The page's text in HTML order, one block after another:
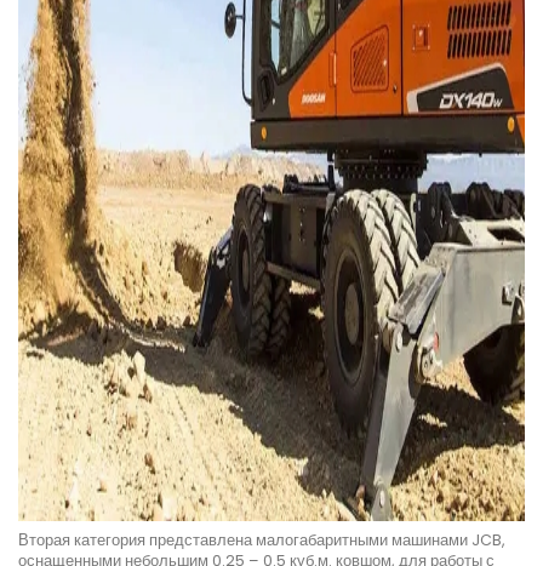
Вторая категория представлена малогабаритными машинами JCB,
оснащенными небольшим 0.25 – 0.5 куб.м. ковшом, для работы с